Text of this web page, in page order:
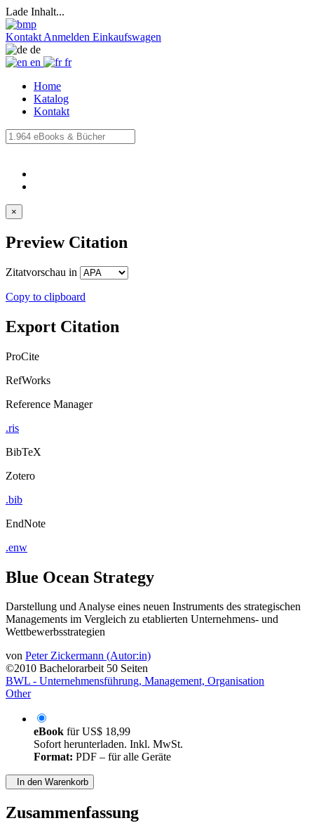
Lade Inhalt...
Kontakt Anmelden Einkaufswagen
de
en
fr
Home
Katalog
Kontakt
×
Preview Citation
Zitatvorschau in
Copy to clipboard
Export Citation
ProCite
RefWorks
Reference Manager
.ris
BibTeX
Zotero
.bib
EndNote
.enw
Blue Ocean Strategy
Darstellung und Analyse eines neuen Instruments des strategischen
Managements im Vergleich zu etablierten Unternehmens- und
Wettbewerbsstrategien
von Peter Zickermann (Autor:in)
©2010 Bachelorarbeit 50 Seiten
BWL - Unternehmensführung, Management, Organisation
Other
eBook fürUS$ 18,99
Sofort herunterladen. Inkl. MwSt.
Format: PDF – für alle Geräte
In den Warenkorb
Zusammenfassung